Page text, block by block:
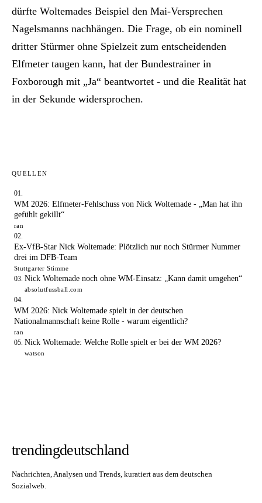
dürfte Woltemades Beispiel den Mai-Versprechen
Nagelsmanns nachhängen. Die Frage, ob ein nominell
dritter Stürmer ohne Spielzeit zum entscheidenden
Elfmeter taugen kann, hat der Bundestrainer in
Foxborough mit „Ja“ beantwortet - und die Realität hat
in der Sekunde widersprochen.
QUELLEN
WM 2026: Elfmeter-Fehlschuss von Nick Woltemade - „Man hat ihn
gefühlt gekillt“
ran
Ex-VfB-Star Nick Woltemade: Plötzlich nur noch Stürmer Nummer
drei im DFB-Team
Stuttgarter Stimme
Nick Woltemade noch ohne WM-Einsatz: „Kann damit umgehen“
absolutfussball.com
WM 2026: Nick Woltemade spielt in der deutschen
Nationalmannschaft keine Rolle - warum eigentlich?
ran
Nick Woltemade: Welche Rolle spielt er bei der WM 2026?
watson
trendingdeutschland
Nachrichten, Analysen und Trends, kuratiert aus dem deutschen
Sozialweb.